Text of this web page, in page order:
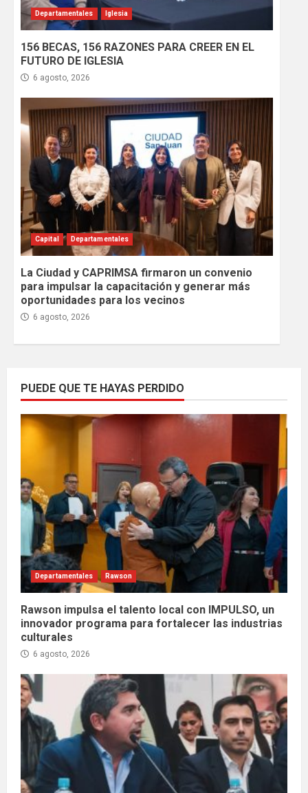
Departamentales Iglesia
156 BECAS, 156 RAZONES PARA CREER EN EL
FUTURO DE IGLESIA
6 agosto, 2026
Capital Departamentales
La Ciudad y CAPRIMSA firmaron un convenio
para impulsar la capacitación y generar más
oportunidades para los vecinos
6 agosto, 2026
PUEDE QUE TE HAYAS PERDIDO
Departamentales Rawson
Rawson impulsa el talento local con IMPULSO, un
innovador programa para fortalecer las industrias
culturales
6 agosto, 2026